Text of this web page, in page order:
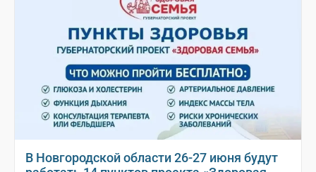
В Новгородской области 26-27 июня будут